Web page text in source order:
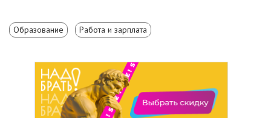
Образование Работа и зарплата